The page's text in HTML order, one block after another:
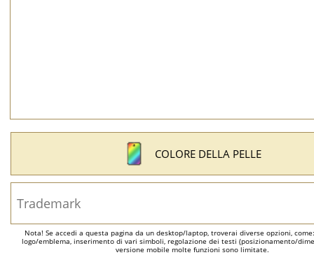
COLORE DELLA PELLE
Nota! Se accedi a questa pagina da un desktop/laptop, troverai diverse opzioni,
logo/emblema, inserimento di vari simboli, regolazione dei testi (posizionamento/
versione mobile molte funzioni sono limitate.